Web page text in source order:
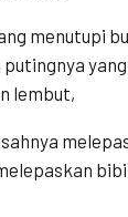
menutupi
lembut,